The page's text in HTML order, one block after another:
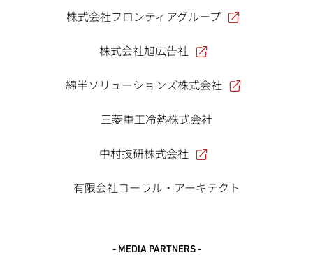
株式会社フロンティアグループ
株式会社旭広告社
綿半ソリューションズ株式会社
三菱重工冷熱株式会社
中村技研株式会社
有限会社コーラル・アーキテクト
- MEDIA PARTNERS -